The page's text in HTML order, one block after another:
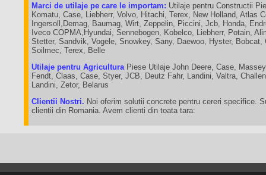
Marci de utilaje pe care le importam: Utilaje pentru Constructii
Komatu, Case, Liebherr, Volvo, Hitachi, Terex, New Holland, Atlas
Ingersoll,Demag, Baumag, Wirt, Zeppelin, Piccini, Jcb, Honda,
Iveco COPMA,Hyundai, Sennebogen, Kobelco, Liebherr, Potain,
Stetter, Sandvik, Vogele, Snowkey, Sany, Daewoo, Hyster, Bobcat,
Soilmec, Terex, Belle
Utilaje pentru Agricultura Piese Utilaje John Deere, Case,
Fendt, Claas, Case, Styer, JCB, Deutz Fahr, Landini, Valtra,
Landini, Zetor, Belarus
Clientii Nostri. Noi oferim solutii concrete pentru cereri specifice.
clientii din Romania. Avem clienti din toata tara: